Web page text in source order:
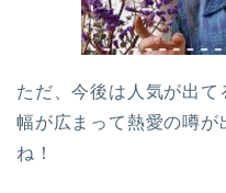
ただ、今後は人気が出
幅が広まって熱愛の噂
ね！